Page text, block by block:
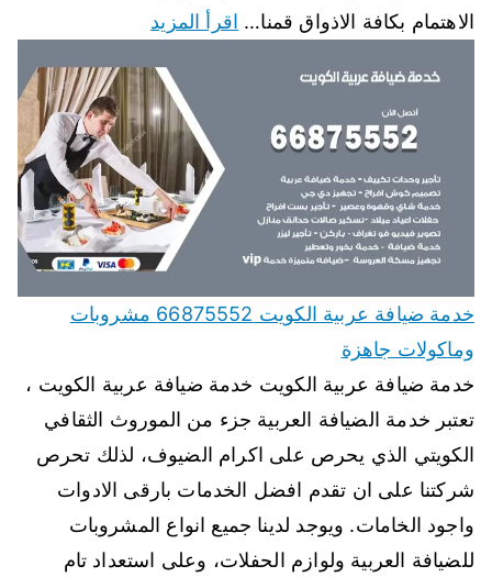
الاهتمام بكافة الاذواق قمنا… اقرأ المزيد
خدمة ضيافة عربية الكويت 66875552 مشروبات
وماكولات جاهزة
خدمة ضيافة عربية الكويت خدمة ضيافة عربية الكويت ،
تعتبر خدمة الضيافة العربية جزء من الموروث الثقافي
الكويتي الذي يحرص على اكرام الضيوف، لذلك تحرص
شركتنا على ان تقدم افضل الخدمات بارقى الادوات
واجود الخامات. ويوجد لدينا جميع انواع المشروبات
للضيافة العربية ولوازم الحفلات، وعلى استعداد تام